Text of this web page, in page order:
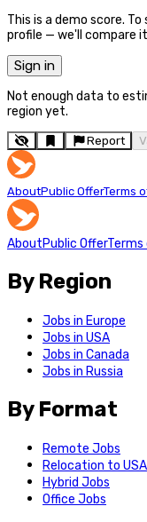
This is a demo score.
profile — we'll compare
Sign in
Not enough data to
region yet.
Report
AboutPublic OfferTerms
AboutPublic OfferTerms
By Region
Jobs in Europe
Jobs in USA
Jobs in Canada
Jobs in Russia
By Format
Remote Jobs
Relocation to USA
Hybrid Jobs
Office Jobs